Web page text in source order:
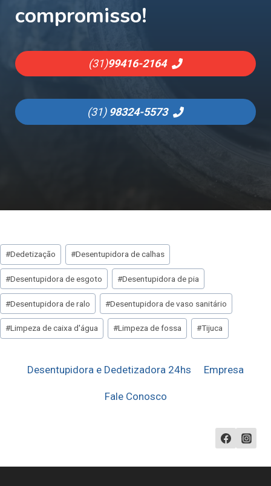
compromisso!
(31)99416-2164
(31) 98324-5573
Tags
do
Post:
#Dedetização #Desentupidora de calhas
#Desentupidora de esgoto #Desentupidora de pia
#Desentupidora de ralo #Desentupidora de vaso sanitário
#Limpeza de caixa d'água #Limpeza de fossa #Tijuca
Desentupidora e Dedetizadora 24hs Empresa
Fale Conosco